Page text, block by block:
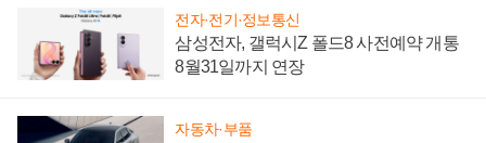
전자·전기·정보통신
삼성전자, 갤럭시Z 폴드8 사전예약 개통
8월31일까지 연장
자동차·부품